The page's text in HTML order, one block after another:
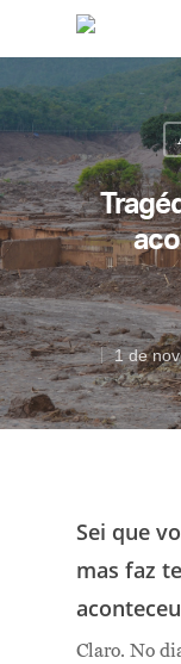
Hit enter
1 de
Sei que
mas faz
Claro. No